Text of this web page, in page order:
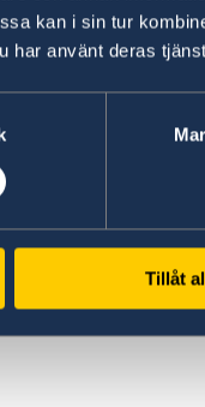
kan i sin tur
har använt deras
Tillåt
Kong.
- 16.00
- 16.00